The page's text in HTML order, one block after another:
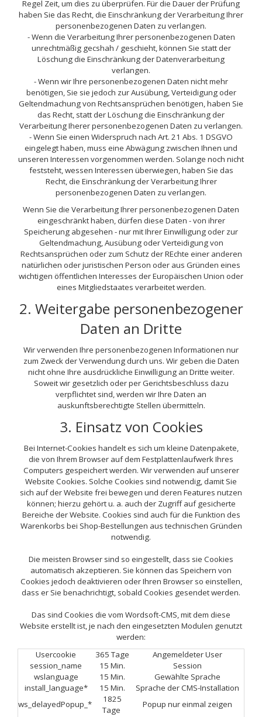
Regel Zeit, um dies zu überprüfen. Für die Dauer der Prüfung
haben Sie das Recht, die Einschränkung der Verarbeitung Ihrer
personenbezogenen Daten zu verlangen.
- Wenn die Verarbeitung Ihrer personenbezogenen Daten
unrechtmäßig gecshah / geschieht, können Sie statt der
Löschung die Einschränkung der Datenverarbeitung
verlangen.
- Wenn wir Ihre personenbezogenen Daten nicht mehr
benötigen, Sie sie jedoch zur Ausübung, Verteidigung oder
Geltendmachung von Rechtsansprüchen benötigen, haben Sie
das Recht, statt der Löschung die Einschränkung der
Verarbeitung Iherer personenbezogenen Daten zu verlangen.
- Wenn Sie einen Widerspruch nach Art. 21 Abs. 1 DSGVO
eingelegt haben, muss eine Abwägung zwischen Ihnen und
unseren Interessen vorgenommen werden. Solange noch nicht
feststeht, wessen Interessen überwiegen, haben Sie das
Recht, die Einschränkung der Verarbeitung Ihrer
personenbezogenen Daten zu verlangen.
Wenn Sie die Verarbeitung Ihrer personenbezogenen Daten
eingeschränkt haben, dürfen diese Daten - von ihrer
Speicherung abgesehen - nur mit Ihrer Einwilligung oder zur
Geltendmachung, Ausübung oder Verteidigung von
Rechtsansprüchen oder zum Schutz der REchte einer anderen
natürlichen oder juristischen Person oder aus Gründen eines
wichtigen öffentlichen Interesses der Europäischen Union oder
eines Mitgliedstaates verarbeitet werden.
2. Weitergabe personenbezogener
Daten an Dritte
Wir verwenden Ihre personenbezogenen Informationen nur
zum Zweck der Verwendung durch uns. Wir geben die Daten
nicht ohne Ihre ausdrückliche Einwilligung an Dritte weiter.
Soweit wir gesetzlich oder per Gerichtsbeschluss dazu
verpflichtet sind, werden wir Ihre Daten an
auskunftsberechtigte Stellen übermitteln.
3. Einsatz von Cookies
Bei Internet-Cookies handelt es sich um kleine Datenpakete,
die von Ihrem Browser auf dem Festplattenlaufwerk Ihres
Computers gespeichert werden. Wir verwenden auf unserer
Website Cookies. Solche Cookies sind notwendig, damit Sie
sich auf der Website frei bewegen und deren Features nutzen
können; hierzu gehört u. a. auch der Zugriff auf gesicherte
Bereiche der Website. Cookies sind auch für die Funktion des
Warenkorbs bei Shop-Bestellungen aus technischen Gründen
notwendig.
Die meisten Browser sind so eingestellt, dass sie Cookies
automatisch akzeptieren. Sie können das Speichern von
Cookies jedoch deaktivieren oder Ihren Browser so einstellen,
dass er Sie benachrichtigt, sobald Cookies gesendet werden.
Das sind Cookies die vom Wordsoft-CMS, mit dem diese
Website erstellt ist, je nach den eingesetzten Modulen genutzt
werden:
Usercookie
365 Tage
Angemeldeter User
session_name
15 Min.
Session
wslanguage
15 Min.
Gewählte Sprache
install_language*
15 Min.
Sprache der CMS-Installation
ws_delayedPopup_*
1825
Tage
Popup nur einmal zeigen